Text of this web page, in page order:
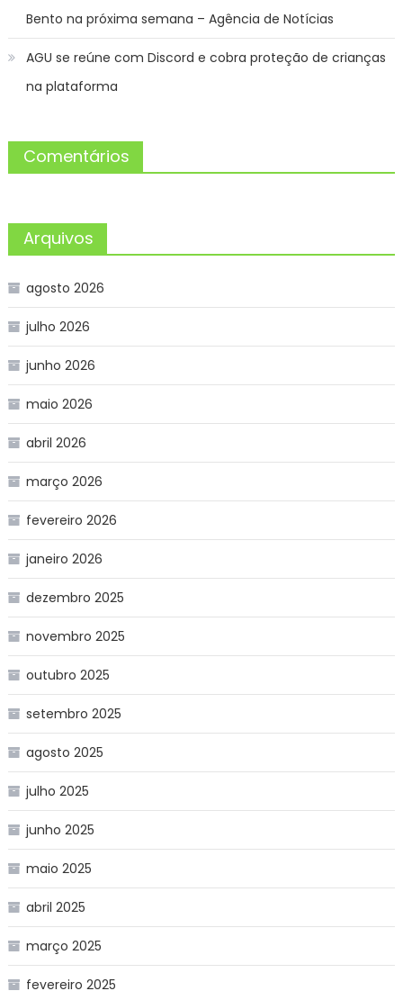
Bento na próxima semana – Agência de Notícias
AGU se reúne com Discord e cobra proteção de crianças
na plataforma
Comentários
Arquivos
agosto 2026
julho 2026
junho 2026
maio 2026
abril 2026
março 2026
fevereiro 2026
janeiro 2026
dezembro 2025
novembro 2025
outubro 2025
setembro 2025
agosto 2025
julho 2025
junho 2025
maio 2025
abril 2025
março 2025
fevereiro 2025